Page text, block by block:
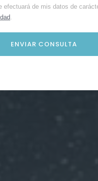
efectuará de mis datos de
.